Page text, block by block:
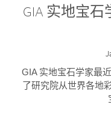
GIA 实地宝
GIA 实地宝石学家最
了研究院从世界各地